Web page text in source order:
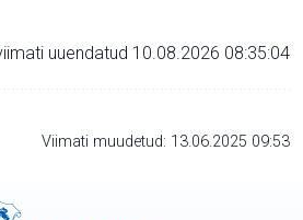
uuendatud 10.08.2026 08:35:04
Viimati muudetud: 13.06.2025 09:53